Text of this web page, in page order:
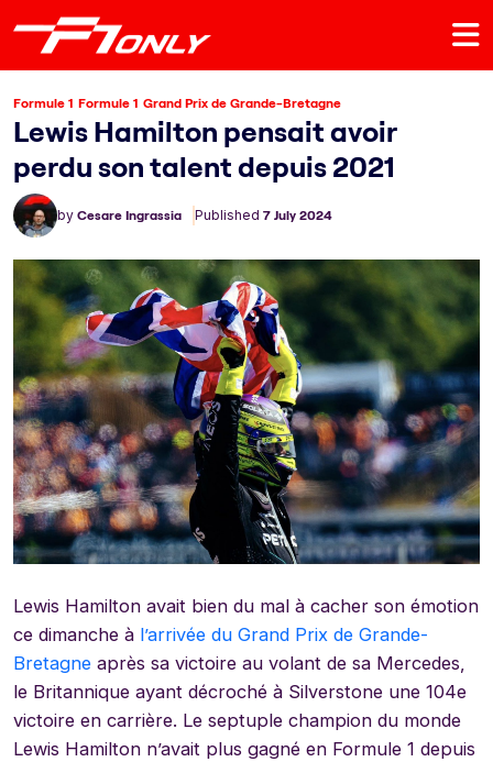
Formule 1 Formule 1 Grand Prix de Grande-Bretagne
Lewis Hamilton pensait avoir
perdu son talent depuis 2021
by Cesare Ingrassia Published 7 July 2024
Lewis Hamilton avait bien du mal à cacher son émotion
ce dimanche à l’arrivée du Grand Prix de Grande-
Bretagne après sa victoire au volant de sa Mercedes,
le Britannique ayant décroché à Silverstone une 104e
victoire en carrière. Le septuple champion du monde
Lewis Hamilton n’avait plus gagné en Formule 1 depuis